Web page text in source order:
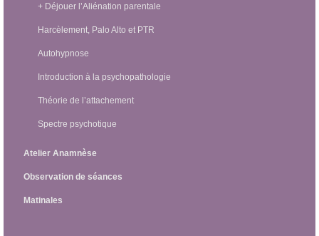
+ Déjouer l’Aliénation parentale
Harcèlement, Palo Alto et PTR
Autohypnose
Introduction à la psychopathologie
Théorie de l’attachement
Spectre psychotique
Atelier Anamnèse
Observation de séances
Matinales